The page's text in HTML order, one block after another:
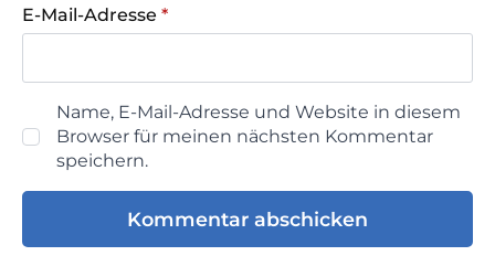
E-Mail-Adresse *
Name, E-Mail-Adresse und Website in diesem
Browser für meinen nächsten Kommentar
speichern.